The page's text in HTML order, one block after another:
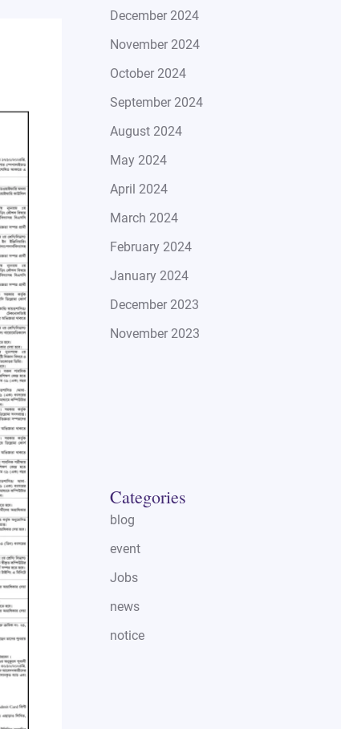
December 2024
November 2024
October 2024
September 2024
August 2024
May 2024
April 2024
March 2024
February 2024
January 2024
December 2023
November 2023
Categories
blog
event
Jobs
news
notice